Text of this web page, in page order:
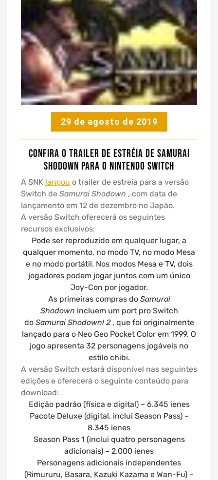
29 de agosto de 2019
Confira o trailer de estréia de Samurai
Shodown para o Nintendo Switch
A SNK lançou o trailer de estreia para a versão
Switch de Samurai Shodown , com data de
lançamento em 12 de dezembro no Japão.
A versão Switch oferecerá os seguintes
recursos exclusivos:
Pode ser reproduzido em qualquer lugar, a
qualquer momento, no modo TV, no modo Mesa
e no modo portátil. Nos modos Mesa e TV, dois
jogadores podem jogar juntos com um único
Joy-Con por jogador.
As primeiras compras do Samurai
Shodown incluem um port pro Switch
do Samurai Shodown! 2, que foi originalmente
lançado para o Neo Geo Pocket Color em 1999. O
jogo apresenta 32 personagens jogáveis ​​no
estilo chibi.
A versão Switch estará disponível nas seguintes
edições e oferecerá o seguinte conteúdo para
download:
Edição padrão (física e digital) – 6.345 ienes
Pacote Deluxe (digital, inclui Season Pass) –
8.345 ienes
Season Pass 1 (inclui quatro personagens
adicionais) – 2.000 ienes
Personagens adicionais independentes
(Rimururu, Basara, Kazuki Kazama e Wan-Fu) –